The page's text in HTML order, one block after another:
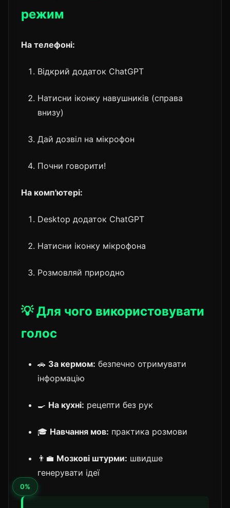
режим
На телефоні:
Відкрий додаток ChatGPT
Натисни іконку навушників (справа
внизу)
Дай дозвіл на мікрофон
Почни говорити!
На комп'ютері:
Desktop додаток ChatGPT
Натисни іконку мікрофона
Розмовляй природно
💡 Для чого використовувати
голос
🚗 За кермом: безпечно отримувати
інформацію
🍳 На кухні: рецепти без рук
🎓 Навчання мов: практика розмови
👨‍💼 Мозкові штурми: швидше
генерувати ідеї